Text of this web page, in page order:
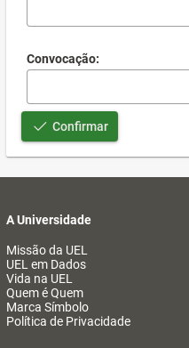
Convocação:
Confirmar
A Universidade
Missão da UEL
UEL em Dados
Vida na UEL
Quem é Quem
Marca Símbolo
Política de Privacidade